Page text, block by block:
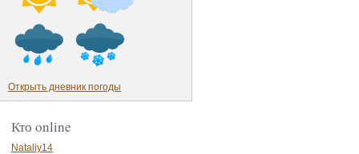
Открыть дневник погоды
Кто online
Nataliy14